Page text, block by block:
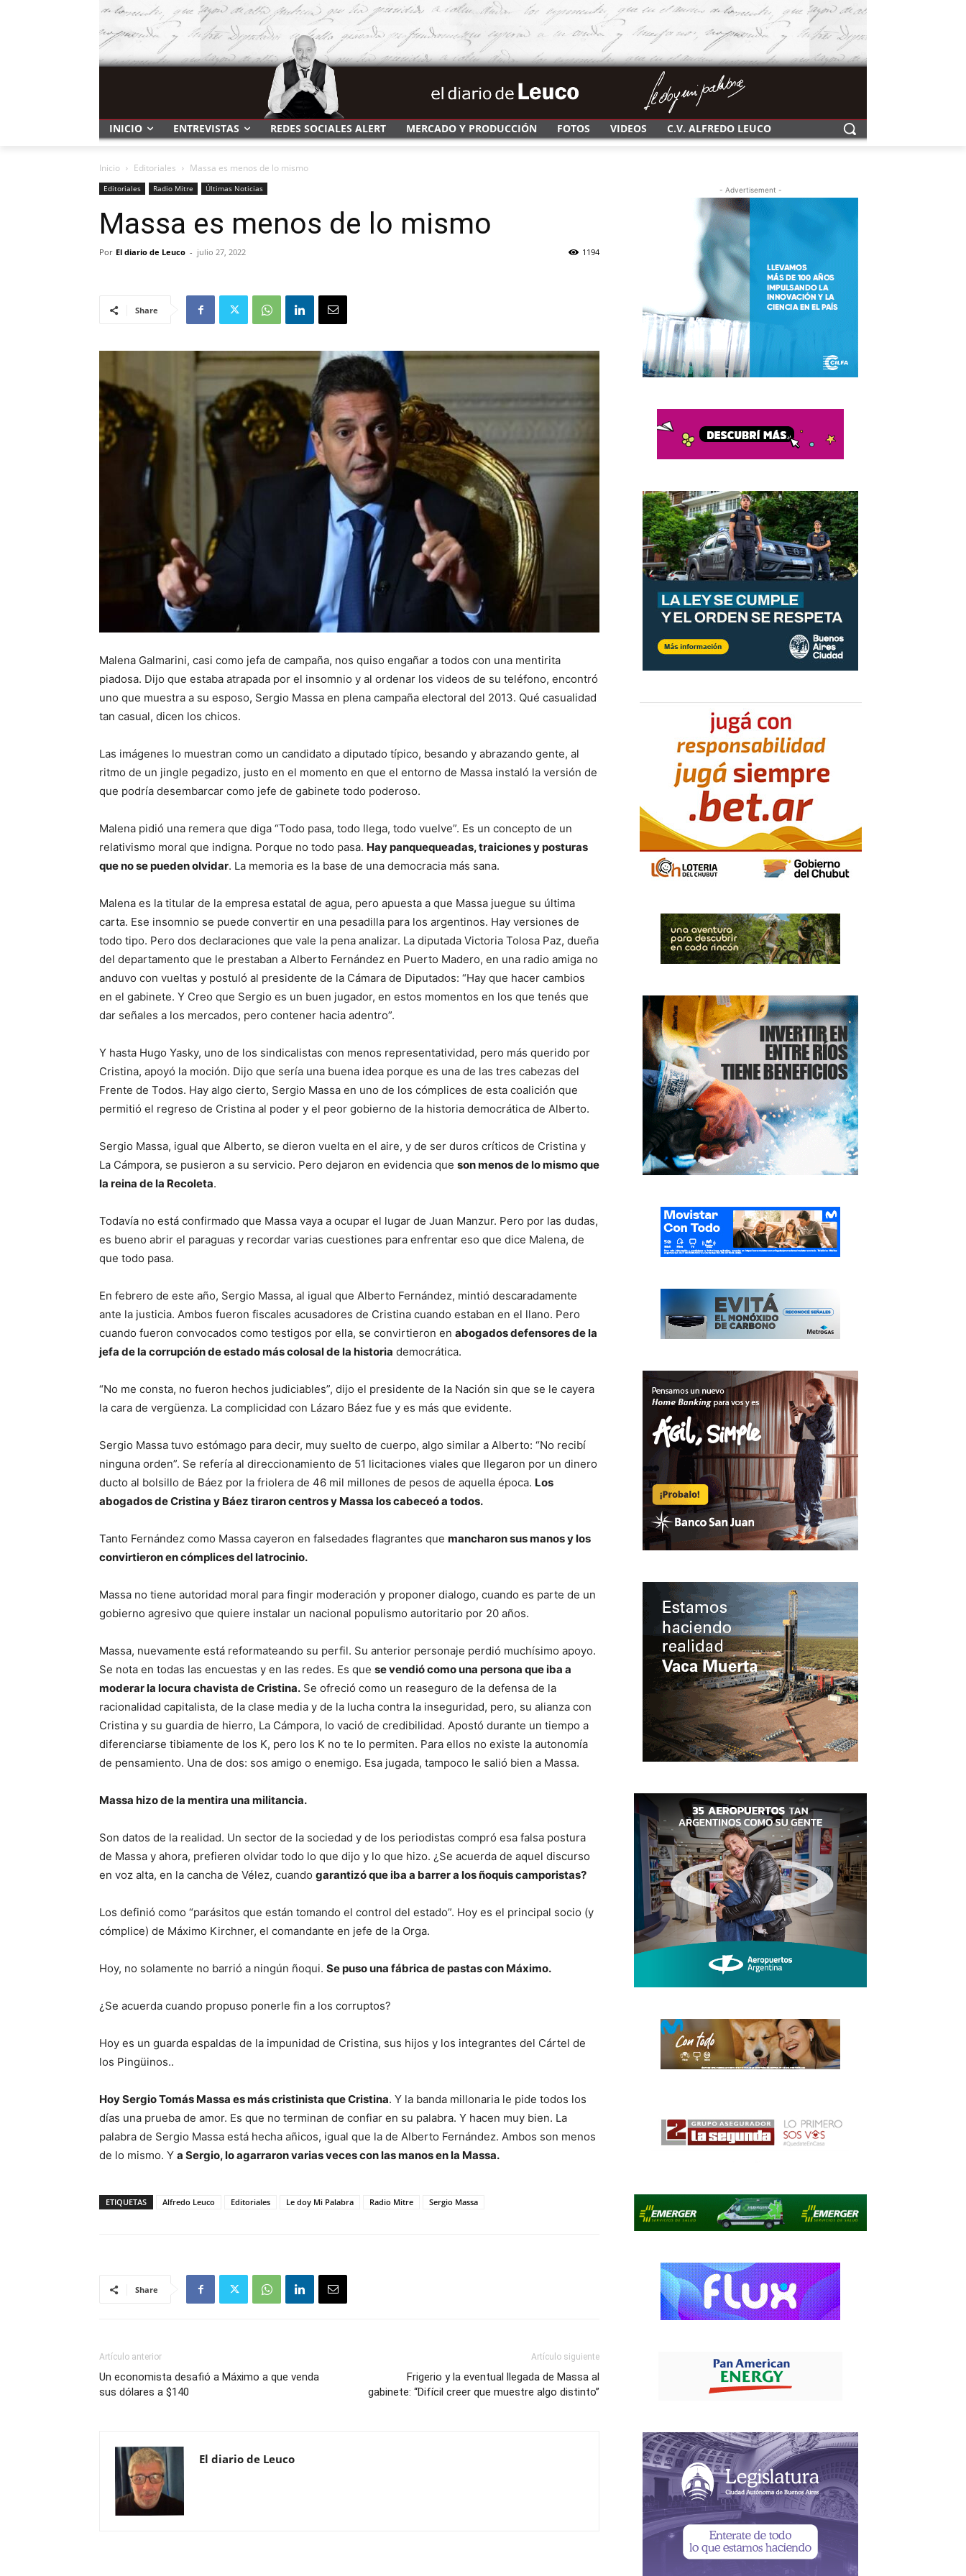
INICIO ENTREVISTAS REDES SOCIALES ALERT MERCADO Y PRODUCCIÓN FOTOS VIDEOS C.V. ALFREDO LEUCO
Inicio Editoriales Massa es menos de lo mismo
Editoriales Radio Mitre Últimas Noticias
Massa es menos de lo mismo
Por El diario de Leuco - julio 27, 2022 1194
Share
Malena Galmarini, casi como jefa de campaña, nos quiso engañar a todos con una mentirita
piadosa. Dijo que estaba atrapada por el insomnio y al ordenar los videos de su teléfono, encontró
uno que muestra a su esposo, Sergio Massa en plena campaña electoral del 2013. Qué casualidad
tan casual, dicen los chicos.
Las imágenes lo muestran como un candidato a diputado típico, besando y abrazando gente, al
ritmo de un jingle pegadizo, justo en el momento en que el entorno de Massa instaló la versión de
que podría desembarcar como jefe de gabinete todo poderoso.
Malena pidió una remera que diga “Todo pasa, todo llega, todo vuelve”. Es un concepto de un
relativismo moral que indigna. Porque no todo pasa. Hay panquequeadas, traiciones y posturas
que no se pueden olvidar. La memoria es la base de una democracia más sana.
Malena es la titular de la empresa estatal de agua, pero apuesta a que Massa juegue su última
carta. Ese insomnio se puede convertir en una pesadilla para los argentinos. Hay versiones de
todo tipo. Pero dos declaraciones que vale la pena analizar. La diputada Victoria Tolosa Paz, dueña
del departamento que le prestaban a Alberto Fernández en Puerto Madero, en una radio amiga no
anduvo con vueltas y postuló al presidente de la Cámara de Diputados: “Hay que hacer cambios
en el gabinete. Y Creo que Sergio es un buen jugador, en estos momentos en los que tenés que
dar señales a los mercados, pero contener hacia adentro”.
Y hasta Hugo Yasky, uno de los sindicalistas con menos representatividad, pero más querido por
Cristina, apoyó la moción. Dijo que sería una buena idea porque es una de las tres cabezas del
Frente de Todos. Hay algo cierto, Sergio Massa en uno de los cómplices de esta coalición que
permitió el regreso de Cristina al poder y el peor gobierno de la historia democrática de Alberto.
Sergio Massa, igual que Alberto, se dieron vuelta en el aire, y de ser duros críticos de Cristina y
La Cámpora, se pusieron a su servicio. Pero dejaron en evidencia que son menos de lo mismo que
la reina de la Recoleta.
Todavía no está confirmado que Massa vaya a ocupar el lugar de Juan Manzur. Pero por las dudas,
es bueno abrir el paraguas y recordar varias cuestiones para enfrentar eso que dice Malena, de
que todo pasa.
En febrero de este año, Sergio Massa, al igual que Alberto Fernández, mintió descaradamente
ante la justicia. Ambos fueron fiscales acusadores de Cristina cuando estaban en el llano. Pero
cuando fueron convocados como testigos por ella, se convirtieron en abogados defensores de la
jefa de la corrupción de estado más colosal de la historia democrática.
“No me consta, no fueron hechos judiciables”, dijo el presidente de la Nación sin que se le cayera
la cara de vergüenza. La complicidad con Lázaro Báez fue y es más que evidente.
Sergio Massa tuvo estómago para decir, muy suelto de cuerpo, algo similar a Alberto: “No recibí
ninguna orden”. Se refería al direccionamiento de 51 licitaciones viales que llegaron por un dinero
ducto al bolsillo de Báez por la friolera de 46 mil millones de pesos de aquella época. Los
abogados de Cristina y Báez tiraron centros y Massa los cabeceó a todos.
Tanto Fernández como Massa cayeron en falsedades flagrantes que mancharon sus manos y los
convirtieron en cómplices del latrocinio.
Massa no tiene autoridad moral para fingir moderación y proponer dialogo, cuando es parte de un
gobierno agresivo que quiere instalar un nacional populismo autoritario por 20 años.
Massa, nuevamente está reformateando su perfil. Su anterior personaje perdió muchísimo apoyo.
Se nota en todas las encuestas y en las redes. Es que se vendió como una persona que iba a
moderar la locura chavista de Cristina. Se ofreció como un reaseguro de la defensa de la
racionalidad capitalista, de la clase media y de la lucha contra la inseguridad, pero, su alianza con
Cristina y su guardia de hierro, La Cámpora, lo vació de credibilidad. Apostó durante un tiempo a
diferenciarse tibiamente de los K, pero los K no te lo permiten. Para ellos no existe la autonomía
de pensamiento. Una de dos: sos amigo o enemigo. Esa jugada, tampoco le salió bien a Massa.
Massa hizo de la mentira una militancia.
Son datos de la realidad. Un sector de la sociedad y de los periodistas compró esa falsa postura
de Massa y ahora, prefieren olvidar todo lo que dijo y lo que hizo. ¿Se acuerda de aquel discurso
en voz alta, en la cancha de Vélez, cuando garantizó que iba a barrer a los ñoquis camporistas?
Los definió como “parásitos que están tomando el control del estado”. Hoy es el principal socio (y
cómplice) de Máximo Kirchner, el comandante en jefe de la Orga.
Hoy, no solamente no barrió a ningún ñoqui. Se puso una fábrica de pastas con Máximo.
¿Se acuerda cuando propuso ponerle fin a los corruptos?
Hoy es un guarda espaldas de la impunidad de Cristina, sus hijos y los integrantes del Cártel de
los Pingüinos..
Hoy Sergio Tomás Massa es más cristinista que Cristina. Y la banda millonaria le pide todos los
días una prueba de amor. Es que no terminan de confiar en su palabra. Y hacen muy bien. La
palabra de Sergio Massa está hecha añicos, igual que la de Alberto Fernández. Ambos son menos
de lo mismo. Y a Sergio, lo agarraron varias veces con las manos en la Massa.
ETIQUETAS Alfredo Leuco Editoriales Le doy Mi Palabra Radio Mitre Sergio Massa
Share
Artículo anterior
Un economista desafió a Máximo a que venda
sus dólares a $140
Artículo siguiente
Frigerio y la eventual llegada de Massa al
gabinete: “Difícil creer que muestre algo distinto”
El diario de Leuco
- Advertisement -